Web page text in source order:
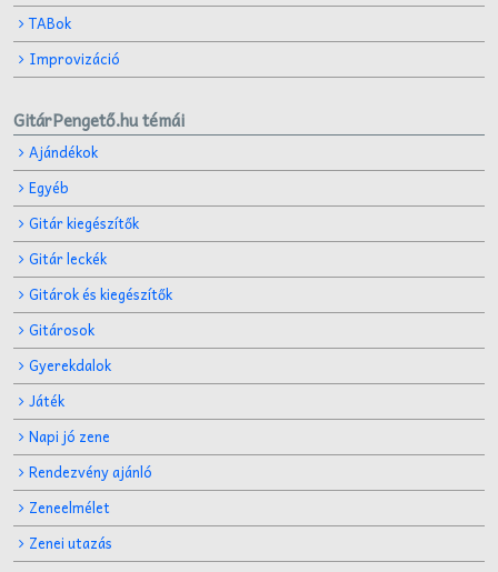
TABok
Improvizáció
GitárPengető.hu témái
Ajándékok
Egyéb
Gitár kiegészítők
Gitár leckék
Gitárok és kiegészítők
Gitárosok
Gyerekdalok
Játék
Napi jó zene
Rendezvény ajánló
Zeneelmélet
Zenei utazás